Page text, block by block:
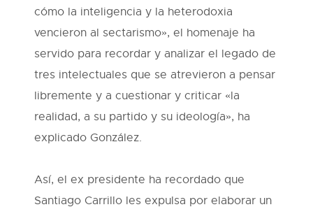
cómo la inteligencia y la heterodoxia
vencieron al sectarismo», el homenaje ha
servido para recordar y analizar el legado de
tres intelectuales que se atrevieron a pensar
libremente y a cuestionar y criticar «la
realidad, a su partido y su ideología», ha
explicado González.
Así, el ex presidente ha recordado que
Santiago Carrillo les expulsa por elaborar un